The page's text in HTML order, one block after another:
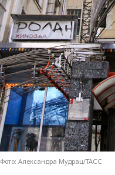
Фото: Александра Мудрац/ТАСС